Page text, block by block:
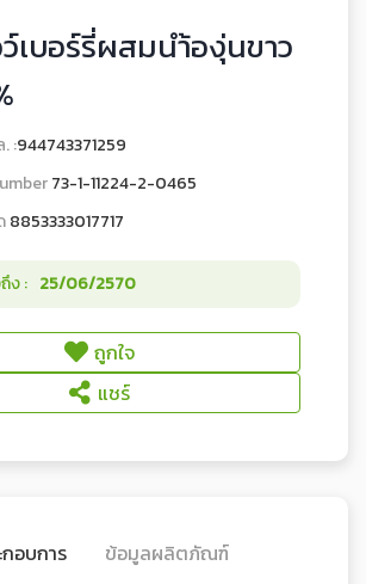
เบอร์รี่ผสมนำ้องุ่นขาว
:944743371259
73-1-11224-2-0465
8853333017717
ง : 25/06/2570
ถูกใจ
แชร์
อบการ ข้อมูลผลิตภัณฑ์